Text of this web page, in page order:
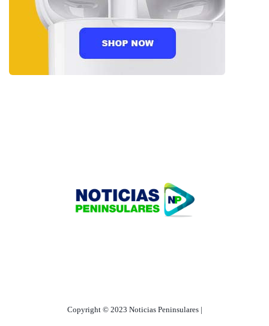
Copyright © 2023 Noticias Peninsulares |